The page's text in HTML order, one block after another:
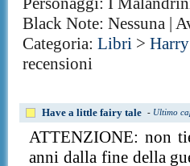
Black Note: Nessuna |
Categoria:Libri >
recensioni
Have a little fairy tale - Ultimo
ATTENZIONE: non
anni dalla fine della